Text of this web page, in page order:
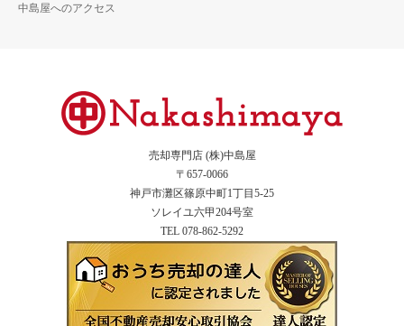
中島屋へのアクセス
売却専門店 (株)中島屋
〒657-0066
神戸市灘区篠原中町1丁目5-25
ソレイユ六甲204号室
TEL 078-862-5292